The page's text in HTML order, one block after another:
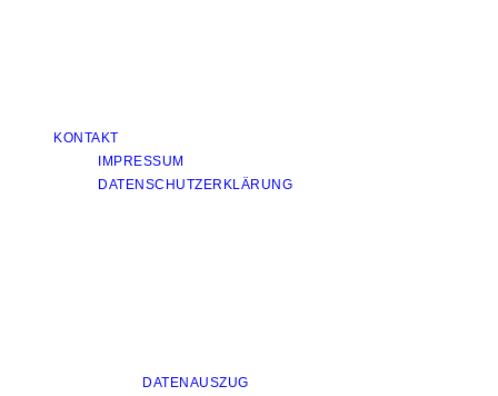
KONTAKT
IMPRESSUM
DATENSCHUTZERKLÄRUNG
DATENAUSZUG